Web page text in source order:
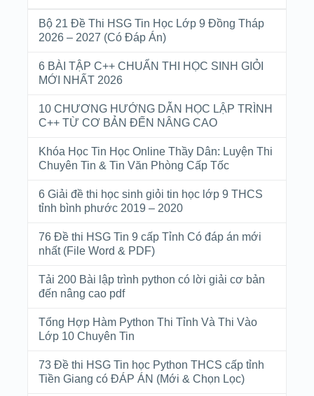
Bộ 21 Đề Thi HSG Tin Học Lớp 9 Đồng Tháp
2026 – 2027 (Có Đáp Án)
6 BÀI TẬP C++ CHUẨN THI HỌC SINH GIỎI
MỚI NHẤT 2026
10 CHƯƠNG HƯỚNG DẪN HỌC LẬP TRÌNH
C++ TỪ CƠ BẢN ĐẾN NÂNG CAO
Khóa Học Tin Học Online Thầy Dân: Luyện Thi
Chuyên Tin & Tin Văn Phòng Cấp Tốc
6 Giải đề thi học sinh giỏi tin học lớp 9 THCS
tỉnh bình phước 2019 – 2020
76 Đề thi HSG Tin 9 cấp Tỉnh Có đáp án mới
nhất (File Word & PDF)
Tải 200 Bài lập trình python có lời giải cơ bản
đến nâng cao pdf
Tổng Hợp Hàm Python Thi Tỉnh Và Thi Vào
Lớp 10 Chuyên Tin
73 Đề thi HSG Tin học Python THCS cấp tỉnh
Tiền Giang có ĐÁP ÁN (Mới & Chọn Lọc)